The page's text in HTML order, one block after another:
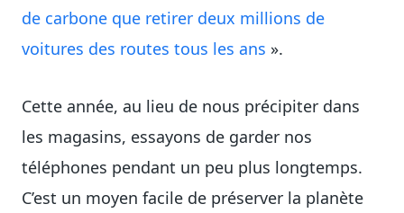
de carbone que retirer deux millions de
voitures des routes tous les ans ».
Cette année, au lieu de nous précipiter dans
les magasins, essayons de garder nos
téléphones pendant un peu plus longtemps.
C’est un moyen facile de préserver la planète